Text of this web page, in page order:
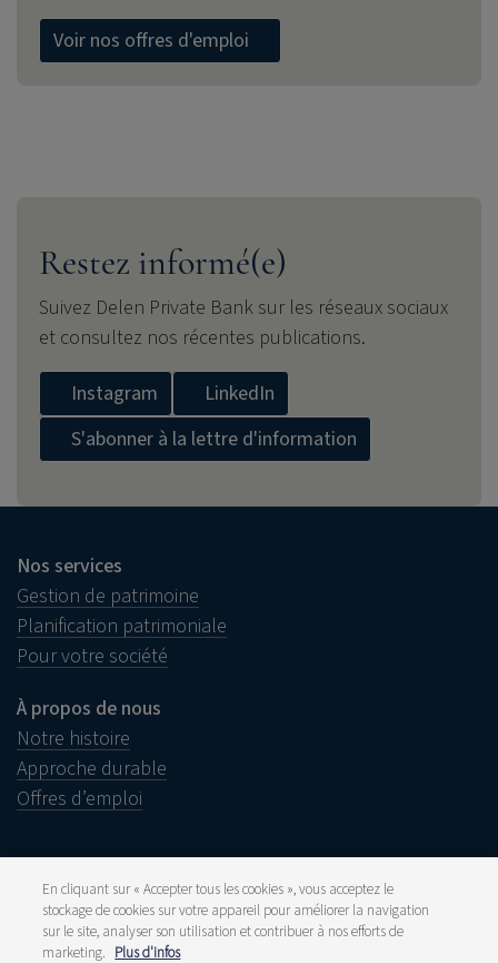
Voir nos offres d'emploi
Restez informé(e)
Suivez Delen Private Bank sur les réseaux sociaux
et consultez nos récentes publications.
Instagram
LinkedIn
S'abonner à la lettre d'information
Nos services
Gestion de patrimoine
Planification patrimoniale
Pour votre société
À propos de nous
Notre histoire
Approche durable
Offres d’emploi
Informations juridiques
Disclaimer
Plainte
En cliquant sur « Accepter tous les cookies », vous acceptez le
stockage de cookies sur votre appareil pour améliorer la navigation
sur le site, analyser son utilisation et contribuer à nos efforts de
marketing. Plus d'infos